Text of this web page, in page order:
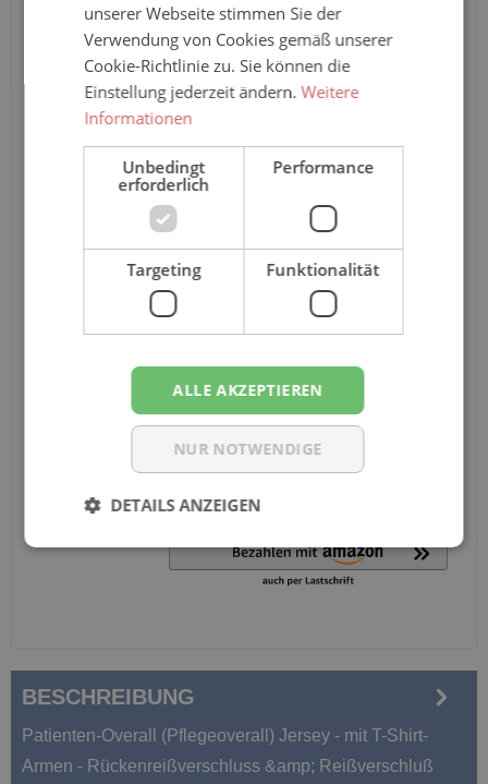
Zusammenfassung
Gesamtpreis
Teile diese Konfiguration
Ich habe die Konfiguration überprüft und bestätige die
Anzahl
In den Warenkorb
BESCHREIBUNG
Patienten-Overall (Pflegeoverall) Jersey - mit T-Shirt-
Armen - Rückenreißverschluss &amp; Reißverschluß
unserer Webseite stimmen Sie der
Verwendung von Cookies gemäß unserer
Cookie-Richtlinie zu. Sie können die
Einstellung jederzeit ändern.Weitere
Informationen
Unbedingt
erforderlich
Performance
Targeting Funktionalität
ALLE AKZEPTIEREN
NUR NOTWENDIGE
DETAILS ANZEIGEN